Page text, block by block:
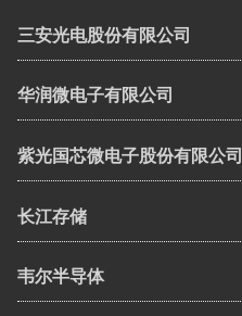
三安光电股份有限公司
华润微电子有限公司
紫光国芯微电子股份有限公司
长江存储
韦尔半导体